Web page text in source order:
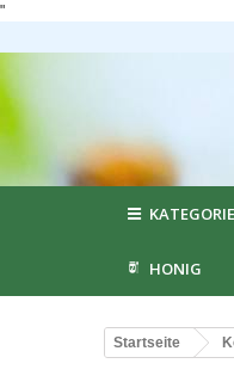
"
HONIG
Startseite